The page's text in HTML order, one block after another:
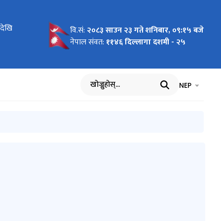
वि.सं: २०८३ साउन २३ गते शनिबार, ०९:१५ बजे
नेपाल संवत: ११४६ दिल्लागा दशमी - २५
खोज्नुहोस् भाषा चयन
NEP